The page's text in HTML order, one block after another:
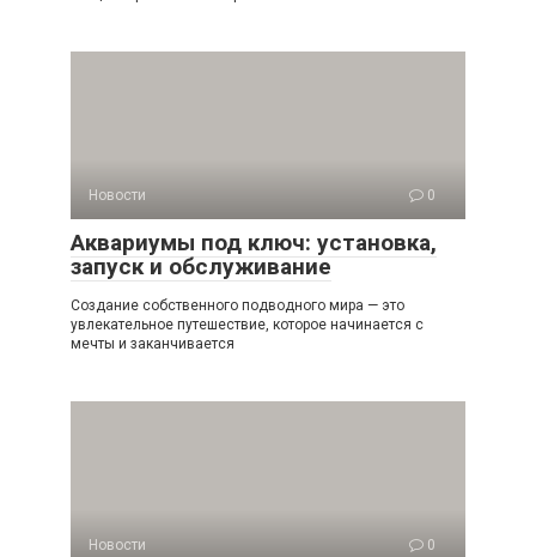
Новости 0
Аквариумы под ключ: установка,
запуск и обслуживание
Создание собственного подводного мира — это
увлекательное путешествие, которое начинается с
мечты и заканчивается
Новости 0